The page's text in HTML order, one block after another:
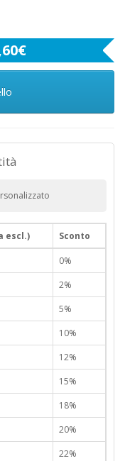
escl.) Sconto
0%
2%
5%
10%
12%
15%
18%
20%
22%